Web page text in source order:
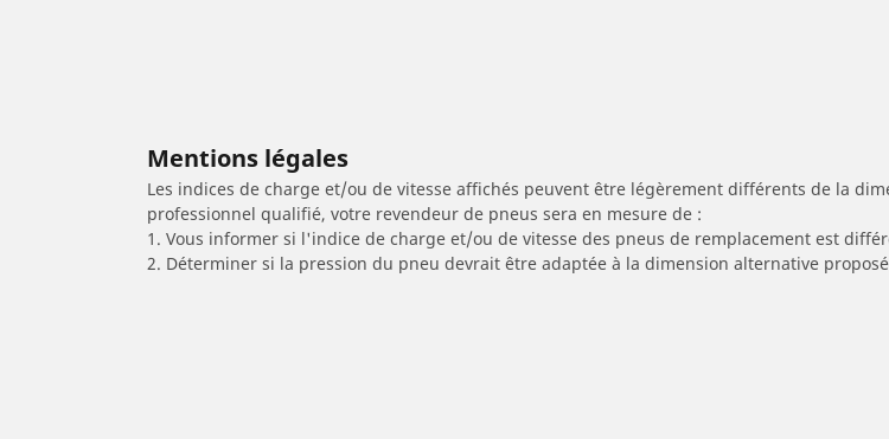
Mentions légales
Les indices de charge et/ou de vitesse affichés peuvent être légèrement différents de la
professionnel qualifié, votre revendeur de pneus sera en mesure de :
1. Vous informer si l'indice de charge et/ou de vitesse des pneus de remplacement est
2. Déterminer si la pression du pneu devrait être adaptée à la dimension alternative